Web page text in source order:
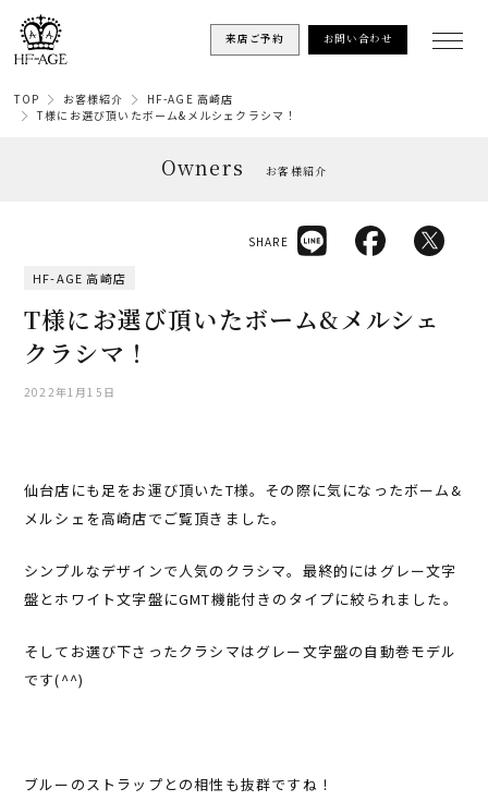
来店ご予約 お問い合わせ
TOP お客様紹介
HF-AGE 高崎店
T様にお選び頂いたボーム&メルシェクラシマ！
Owners お客様紹介
HF-AGE 高崎店
T様にお選び頂いたボーム&メルシェ
クラシマ！
2022年1月15日
SHARE
仙台店にも足をお運び頂いたT様。その際に気になったボーム&
メルシェを高崎店でご覧頂きました。
シンプルなデザインで人気のクラシマ。最終的にはグレー文字
盤とホワイト文字盤にGMT機能付きのタイプに絞られました。
そしてお選び下さったクラシマはグレー文字盤の自動巻モデル
です(^^)
ブルーのストラップとの相性も抜群ですね！